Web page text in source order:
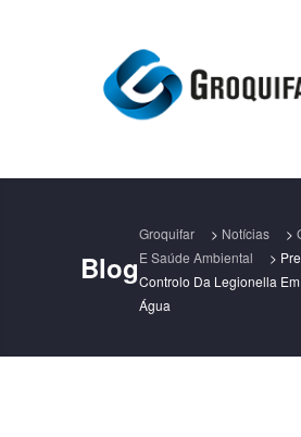
Blog
Groquifar > Notícias >
E Saúde Ambiental
>
Controlo Da Legionella
Água